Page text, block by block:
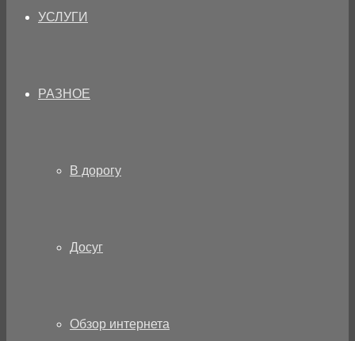
УСЛУГИ
РАЗНОЕ
В дорогу
Досуг
Обзор интернета